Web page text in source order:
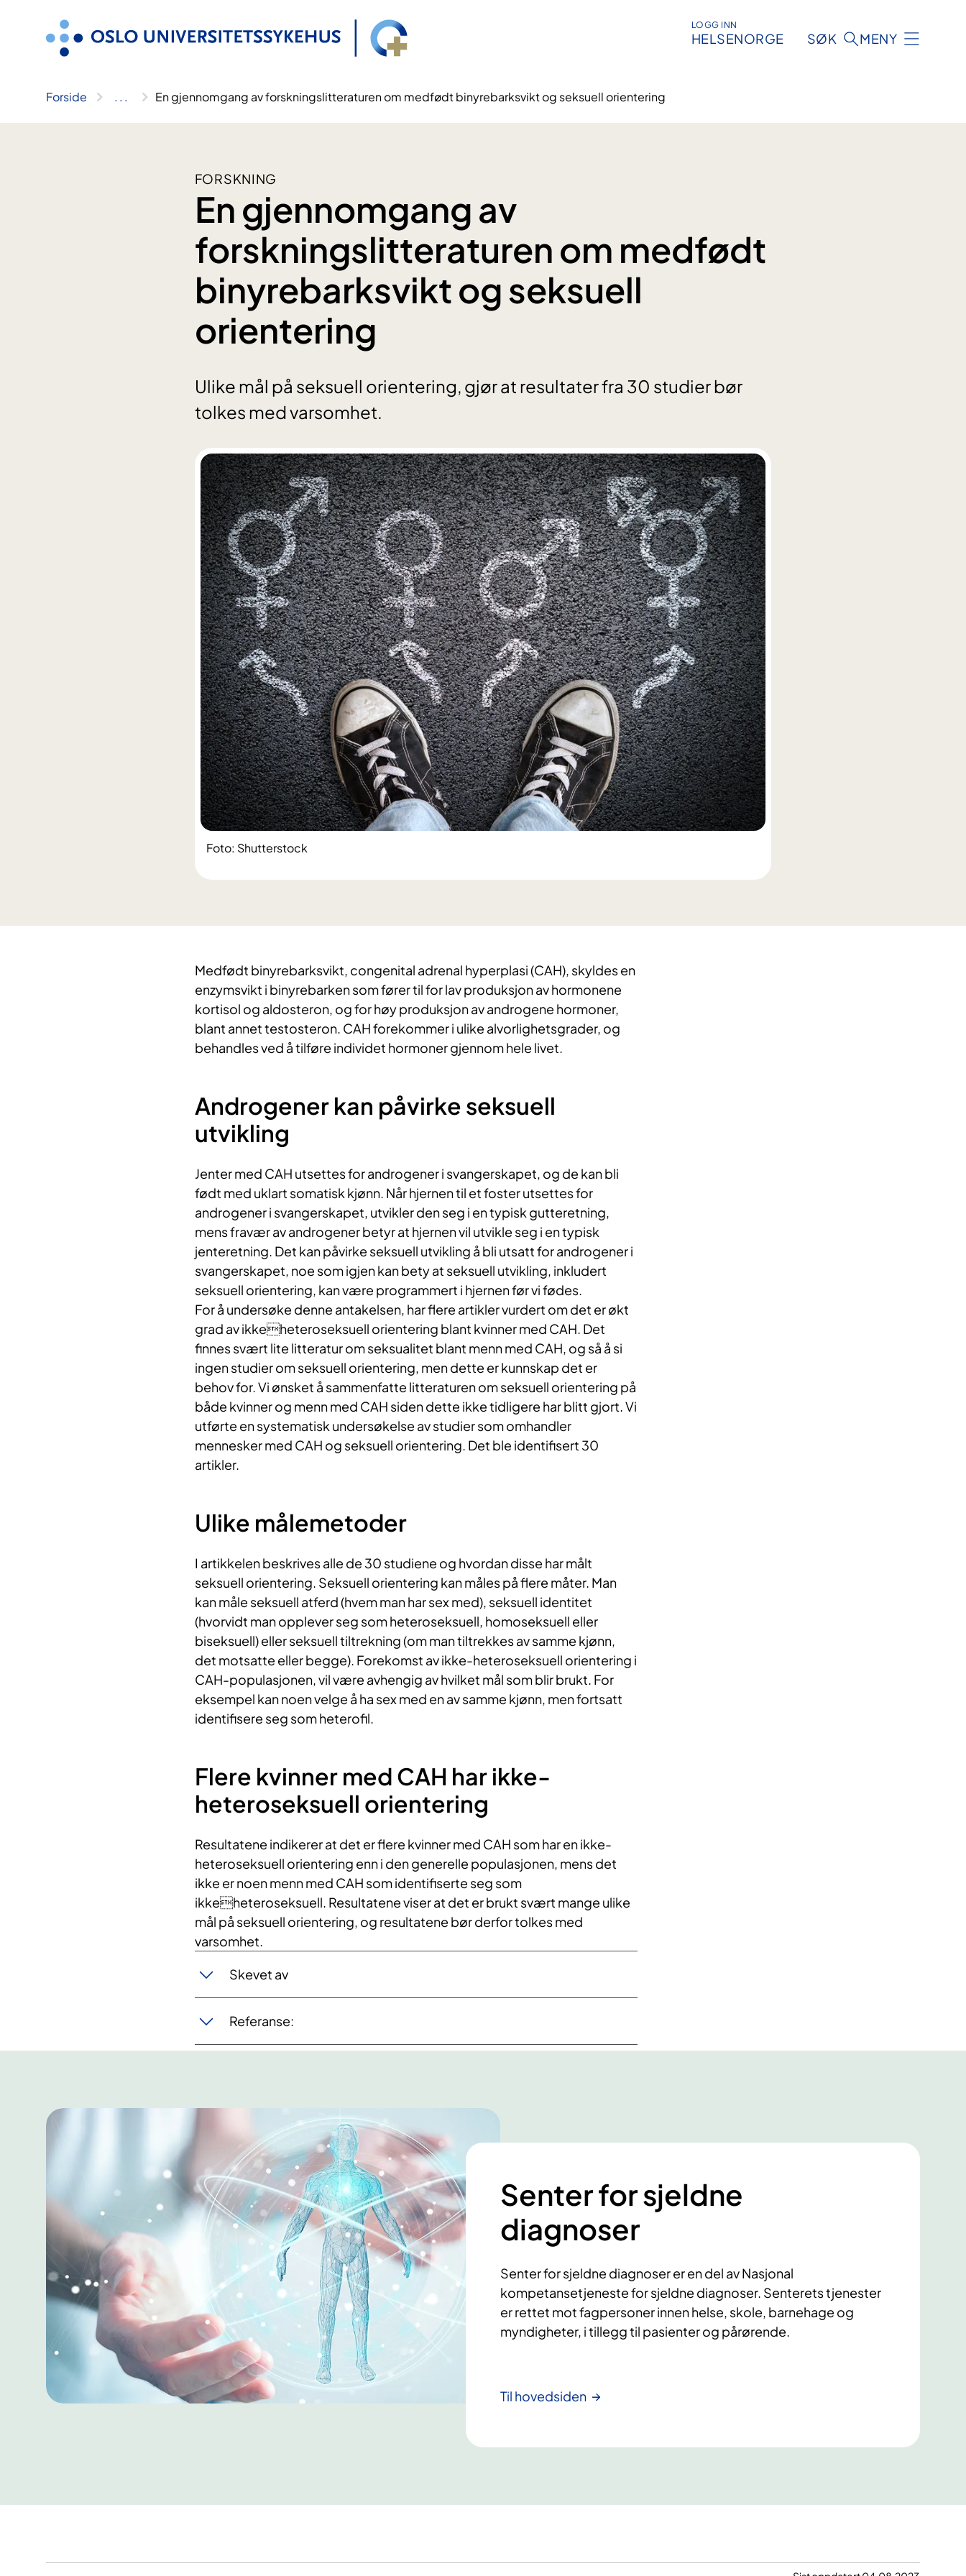
LOGG INN
HELSENORGE SØK MENY
Forside .. . En gjennomgang av forskningslitteraturen om medfødt binyrebarksvikt og seksuell orientering
FORSKNING
En gjennomgang av
forskningslitteraturen om medfødt
binyrebarksvikt og seksuell
orientering
Ulike mål på seksuell orientering, gjør at resultater fra 30 studier bør
tolkes med varsomhet.
Foto: Shutterstock
​Medfødt binyrebarksvikt, congenital adrenal hyperplasi (CAH), skyldes en
enzymsvikt i binyrebarken som fører til for lav produksjon av hormonene
kortisol og aldosteron, og for høy produksjon av androgene hormoner,
blant annet testosteron. CAH forekommer i ulike alvorlighetsgrader, og
behandles ved å tilføre individet hormoner gjennom hele livet.
Androgener kan​ påvirke seksuell
utvikling
Jenter med CAH utsettes for androgener i svangerskapet, og de kan bli
født med uklart somatisk kjønn. Når hjernen til et foster utsettes for
androgener i svangerskapet, utvikler den seg i en typisk gutteretning,
mens fravær av androgener betyr at hjernen vil utvikle seg i en typisk
jenteretning. Det kan påvirke seksuell utvikling å bli utsatt for androgener i
svangerskapet, noe som igjen kan bety at seksuell utvikling, inkludert
seksuell orientering, kan være programmert i hjernen før vi fødes.
For å undersøke denne antakelsen, har flere artikler vurdert om det er økt
grad av ikkeheteroseksuell orientering blant kvinner med CAH. Det
finnes svært lite litteratur om seksualitet blant menn med CAH, og så å si
ingen studier om seksuell orientering, men dette er kunnskap det er
behov for. Vi ønsket å sammenfatte litteraturen om seksuell orientering på
både kvinner og menn med CAH siden dette ikke tidligere har blitt gjort. Vi
utførte en systematisk undersøkelse av studier som omhandler
mennesker med CAH og seksuell orientering. Det ble identifisert 30
artikler.
Ulike måle​​​metoder
I artikkelen beskrives alle de 30 studiene og hvordan disse har målt
seksuell orientering. Seksuell orientering kan måles på flere måter. Man
kan måle seksuell atferd (hvem man har sex med), seksuell identitet
(hvorvidt man opplever seg som heteroseksuell, homoseksuell eller
biseksuell) eller seksuell tiltrekning (om man tiltrekkes av samme kjønn,
det motsatte eller begge). Forekomst av ikke-heteroseksuell orientering i
CAH-populasjonen, vil være avhengig av hvilket mål som blir brukt. For
eksempel kan noen velge å ha sex med en av samme kjønn, men fortsatt
identifisere seg som heterofil.
Flere kvinner med CAH har ikke​​-
heteroseksuell orientering
Resultatene indikerer at det er flere kvinner med CAH som har en ikke-
heteroseksuell orientering enn i den generelle populasjonen, mens det
ikke er noen menn med CAH som identifiserte seg som
ikkeheteroseksuell. Resultatene viser at det er brukt svært mange ulike
mål på seksuell orientering, og resultatene bør derfor tolkes med
varsomhet.
Skevet av
Referanse:
Senter for sjeldne
diagnoser
Senter for sjeldne diagnoser er en del av Nasjonal
kompetansetjeneste for sjeldne diagnoser. Senterets tjenester
er rettet mot fagpersoner innen helse, skole, barnehage og
myndigheter, i tillegg til pasienter og pårørende.
Til hovedsiden